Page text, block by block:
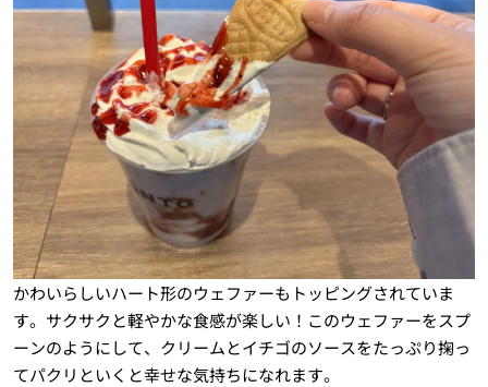
かわいらしいハート形のウェファーもトッピングされていま
す。サクサクと軽やかな食感が楽しい！このウェファーをスプ
ーンのようにして、クリームとイチゴのソースをたっぷり掬っ
てパクリといくと幸せな気持ちになれます。